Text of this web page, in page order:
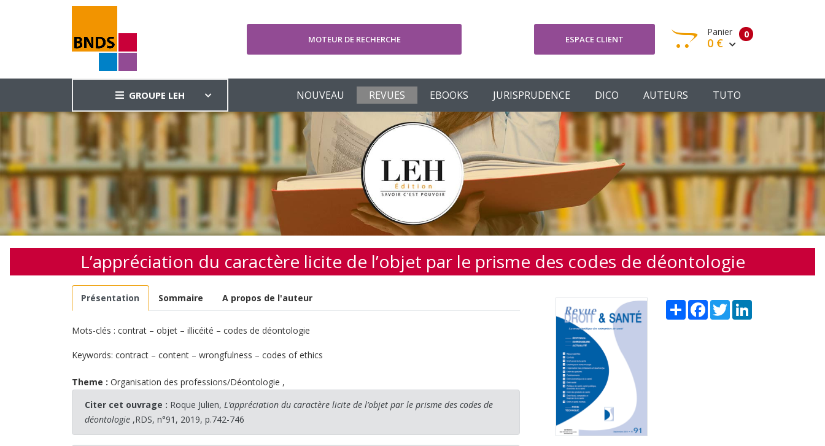
MOTEUR DE RECHERCHE ESPACE CLIENT 0
Panier
0 €
Votre panier est vide
Votre Panier Commander
GROUPE LEH NOUVEAU REVUES EBOOKS JURISPRUDENCE DICO AUTEURS TUTO
L’appréciation du caractère licite de l’objet par le prisme des codes de déontologie
Présentation Sommaire A propos de l'auteur
Mots-clés : contrat – objet – illicéité – codes de déontologie
Keywords: contract – content – wrongfulness – codes of ethics
Theme : Organisation des professions/Déontologie ,
Citer cet ouvrage : Roque Julien, L’appréciation du caractère licite de l’objet par le prisme des codes de
déontologie ,RDS, n°91, 2019, p.742-746
Share FacebookTwitter